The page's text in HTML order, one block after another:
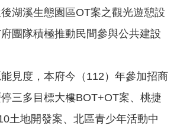
湖溪生態園區OT案之觀光遊憩設
團隊積極推動民間參與公共建設
見度，本府今（112）年參加招商
三多目標大樓BOT+OT案、桃捷
土地開發案、北區青少年活動中